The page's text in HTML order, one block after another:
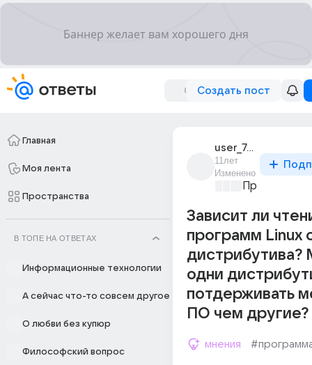
Создать пост
Главная
Моя лента
Пространства
В ТОПЕ НА ОТВЕТАХ
Информационные технологии
А сейчас что-то совсем другое
О любви без купюр
Философский вопрос
user_75429042
11лет
Изменено
Зависит ли
программ Linux
дистрибутива?
одни
потдерживать
ПО чем другие?
мнения